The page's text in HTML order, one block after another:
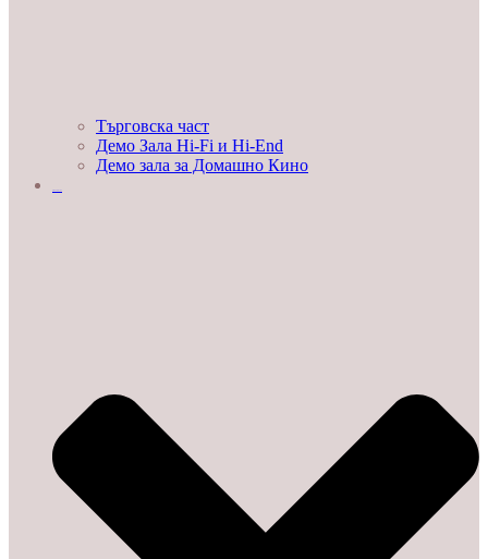
Търговска част
Демо Зала Hi-Fi и Hi-End
Демо зала за Домашно Кино